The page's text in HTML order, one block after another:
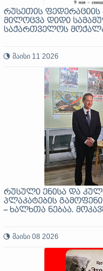
რუსეთის ფედერაციის
მილოცვა დიდი
საქართველოს
მაისი 11 2026
რუსული ენისა და
პლაკატების
– ხალხთა ნებაა.
მაისი 08 2026